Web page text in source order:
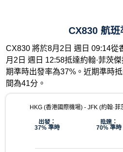
CX830 航班
CX830 將於8月2日 週日 09:14從
月2日 週日 12:58抵達約翰·菲茨
期準時出發率為37%。近期準時
間為41分。
HKG (香港國際機場) - JFK (約翰·
出發：
37% 準時
抵達：
70% 準時